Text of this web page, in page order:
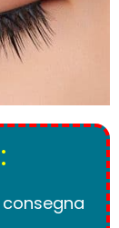
: